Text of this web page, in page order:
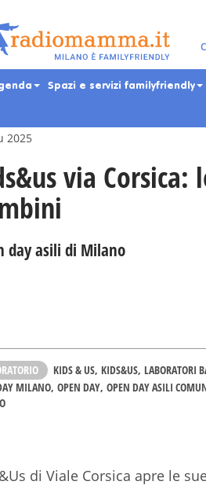
Spazi e servizi familyfriendly
per bambini,
2025
via
day asili di Milano
KIDS & US KIDS&US LABORATORI
MILANO OPEN DAY OPEN DAY ASILI
di Viale Corsica apre le